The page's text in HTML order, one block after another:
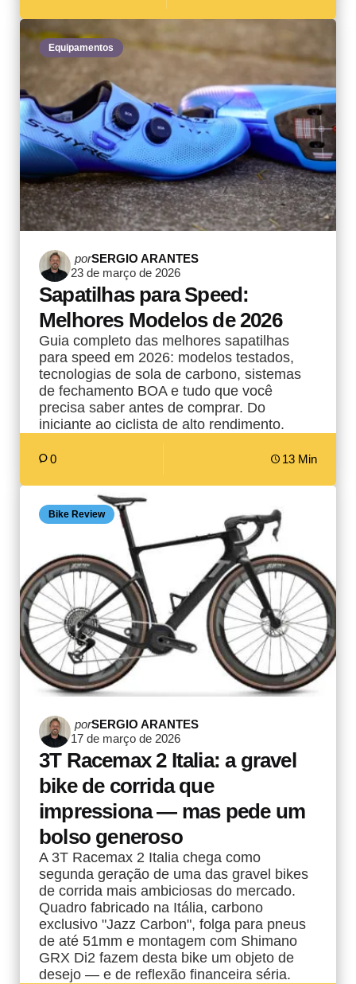
Equipamentos
Postado
por
porSERGIO ARANTES
23 de março de 2026
Sapatilhas para Speed:
Melhores Modelos de 2026
Guia completo das melhores sapatilhas
para speed em 2026: modelos testados,
tecnologias de sola de carbono, sistemas
de fechamento BOA e tudo que você
precisa saber antes de comprar. Do
iniciante ao ciclista de alto rendimento.
0 13 Min
Bike Review
Postado
por
porSERGIO ARANTES
17 de março de 2026
3T Racemax 2 Italia: a gravel
bike de corrida que
impressiona — mas pede um
bolso generoso
A 3T Racemax 2 Italia chega como
segunda geração de uma das gravel bikes
de corrida mais ambiciosas do mercado.
Quadro fabricado na Itália, carbono
exclusivo "Jazz Carbon", folga para pneus
de até 51mm e montagem com Shimano
GRX Di2 fazem desta bike um objeto de
desejo — e de reflexão financeira séria.